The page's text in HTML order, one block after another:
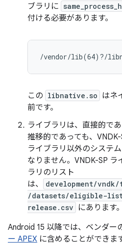
ブラリに
付ける必要があります。
/vendor/lib(64)?/
この libnative.so はネ
前です。
ライブラリは、直接的で
推移的であっても、
ライブラリ以外のシステ
なりません。VNDK-SP
ラリのリスト
は、
development/
/datasets/eligible-
release.csv
にあります。
Android 15 以降では、ベンダー
ー APEX に含めることができま